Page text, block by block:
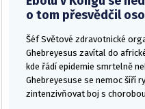
o tom přesvědčil
Šéf Světové zdravotnické
Ghebreyesus zavítal do
kde řádí epidemie smrtelně
Ghebreyesuse se nemoc šíří
zintenzivňovat boj s